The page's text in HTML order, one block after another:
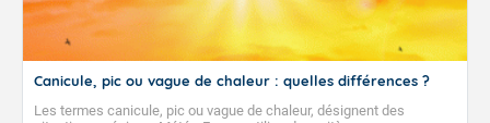
Canicule, pic ou vague de chaleur : quelles différences ?
Les termes canicule, pic ou vague de chaleur, désignent des